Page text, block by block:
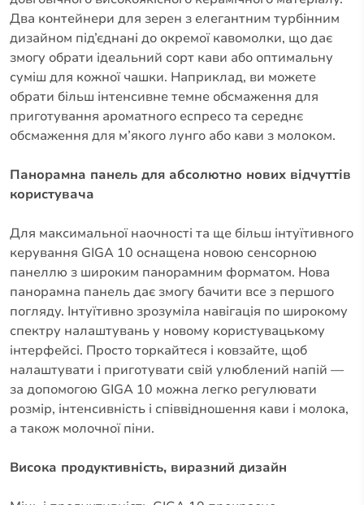
Два контейнери для зерен з елегантним турбінним
дизайном під’єднані до окремої кавомолки, що дає
змогу обрати ідеальний сорт кави або оптимальну
суміш для кожної чашки. Наприклад, ви можете
обрати більш інтенсивне темне обсмаження для
приготування ароматного еспресо та середнє
обсмаження для м’якого лунго або кави з молоком.
Панорамна панель для абсолютно нових відчуттів
користувача
Для максимальної наочності та ще більш інтуїтивного
керування GIGA 10 оснащена новою сенсорною
панеллю з широким панорамним форматом. Нова
панорамна панель дає змогу бачити все з першого
погляду. Інтуїтивно зрозуміла навігація по широкому
спектру налаштувань у новому користувацькому
інтерфейсі. Просто торкайтеся і ковзайте, щоб
налаштувати і приготувати свій улюблений напій —
за допомогою GIGA 10 можна легко регулювати
розмір, інтенсивність і співвідношення кави і молока,
а також молочної піни.
Висока продуктивність, виразний дизайн